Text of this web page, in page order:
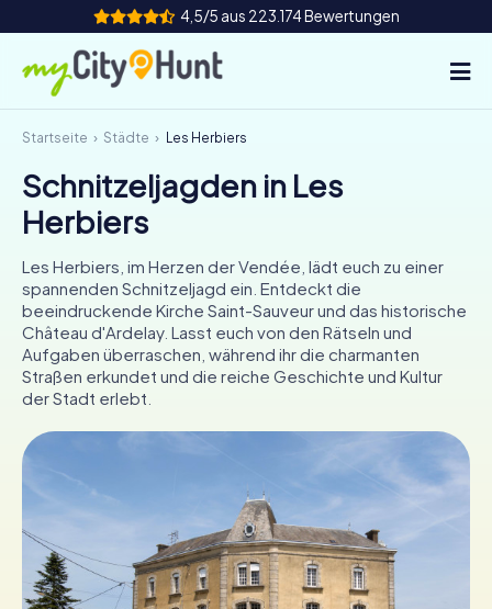
4,5/5 aus 223.174 Bewertungen
So funktioniert's
Städte
Teamevent
Tickets
INT
ES
FR UK
IE
Tickets buchen
Startseite Städte Les Herbiers
Schnitzeljagden in Les
Herbiers
Les Herbiers, im Herzen der Vendée, lädt euch zu einer
spannenden Schnitzeljagd ein. Entdeckt die
beeindruckende Kirche Saint-Sauveur und das historische
Château d'Ardelay. Lasst euch von den Rätseln und
Aufgaben überraschen, während ihr die charmanten
Straßen erkundet und die reiche Geschichte und Kultur
der Stadt erlebt.